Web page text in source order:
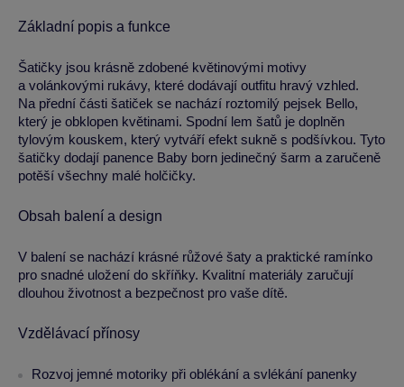
Základní popis a funkce
Šatičky jsou krásně zdobené květinovými motivy
a volánkovými rukávy, které dodávají outfitu hravý vzhled.
Na přední části šatiček se nachází roztomilý pejsek Bello,
který je obklopen květinami. Spodní lem šatů je doplněn
tylovým kouskem, který vytváří efekt sukně s podšívkou. Tyto
šatičky dodají panence Baby born jedinečný šarm a zaručeně
potěší všechny malé holčičky.
Obsah balení a design
V balení se nachází krásné růžové šaty a praktické ramínko
pro snadné uložení do skříňky. Kvalitní materiály zaručují
dlouhou životnost a bezpečnost pro vaše dítě.
Vzdělávací přínosy
Rozvoj jemné motoriky při oblékání a svlékání panenky